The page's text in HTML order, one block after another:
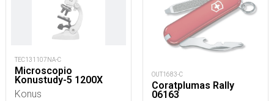
TEC131107NA-C
Microscopio
Konustudy-5 1200X
Konus
OUT1683-C
Coratplumas Rally
06163